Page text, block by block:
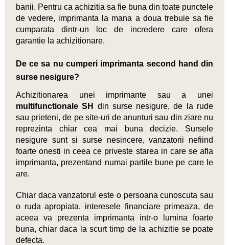
banii. Pentru ca achizitia sa fie buna din toate punctele
de vedere, imprimanta la mana a doua trebuie sa fie
cumparata dintr-un loc de incredere care ofera
garantie la achizitionare.
De ce sa nu cumperi imprimanta second hand din
surse nesigure?
Achizitionarea unei imprimante sau a unei
multifunctionale SH din surse nesigure, de la rude
sau prieteni, de pe site-uri de anunturi sau din ziare nu
reprezinta chiar cea mai buna decizie. Sursele
nesigure sunt si surse nesincere, vanzatorii nefiind
foarte onesti in ceea ce priveste starea in care se afla
imprimanta, prezentand numai partile bune pe care le
are.
Chiar daca vanzatorul este o persoana cunoscuta sau
o ruda apropiata, interesele financiare primeaza, de
aceea va prezenta imprimanta intr-o lumina foarte
buna, chiar daca la scurt timp de la achizitie se poate
defecta.